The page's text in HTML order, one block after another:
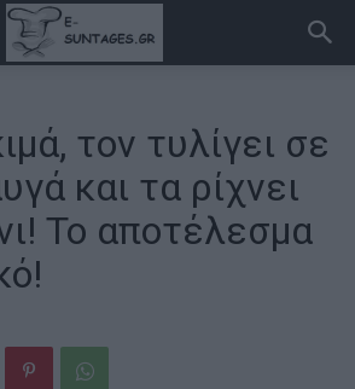
τον τυλίγει σε
και τα ρίχνει
Το αποτέλεσμα